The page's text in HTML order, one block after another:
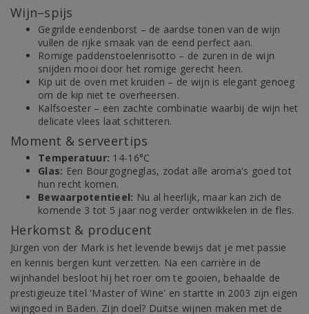
Wijn–spijs
Gegrilde eendenborst – de aardse tonen van de wijn
vullen de rijke smaak van de eend perfect aan.
Romige paddenstoelenrisotto – de zuren in de wijn
snijden mooi door het romige gerecht heen.
Kip uit de oven met kruiden – de wijn is elegant genoeg
om de kip niet te overheersen.
Kalfsoester – een zachte combinatie waarbij de wijn het
delicate vlees laat schitteren.
Moment & serveertips
Temperatuur: 14-16°C
Glas: Een Bourgogneglas, zodat alle aroma's goed tot
hun recht komen.
Bewaarpotentieel: Nu al heerlijk, maar kan zich de
komende 3 tot 5 jaar nog verder ontwikkelen in de fles.
Herkomst & producent
Jürgen von der Mark is het levende bewijs dat je met passie
en kennis bergen kunt verzetten. Na een carrière in de
wijnhandel besloot hij het roer om te gooien, behaalde de
prestigieuze titel 'Master of Wine' en startte in 2003 zijn eigen
wijngoed in Baden. Zijn doel? Duitse wijnen maken met de